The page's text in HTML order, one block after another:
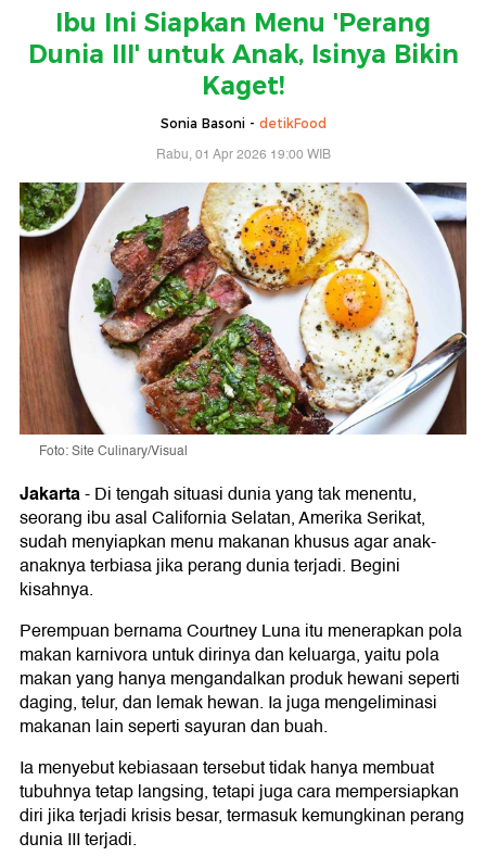
Ibu Ini Siapkan Menu 'Perang
Dunia III' untuk Anak, Isinya Bikin
Kaget!
Sonia Basoni - detikFood
Rabu, 01 Apr 2026 19:00 WIB
Foto: Site Culinary/Visual
Jakarta-Di tengah situasi dunia yang tak menentu,
seorang ibu asal California Selatan, Amerika Serikat,
sudah menyiapkan menu makanan khusus agar anak-
anaknya terbiasa jika perang dunia terjadi. Begini
kisahnya.
Perempuan bernama Courtney Luna itu menerapkan pola
makan karnivora untuk dirinya dan keluarga, yaitu pola
makan yang hanya mengandalkan produk hewani seperti
daging, telur, dan lemak hewan. Ia juga mengeliminasi
makanan lain seperti sayuran dan buah.
Ia menyebut kebiasaan tersebut tidak hanya membuat
tubuhnya tetap langsing, tetapi juga cara mempersiapkan
diri jika terjadi krisis besar, termasuk kemungkinan perang
dunia III terjadi.